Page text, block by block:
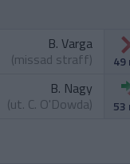
B. Varga
(missad straff)
49
B. Nagy
(ut. C. O'Dowda) 53